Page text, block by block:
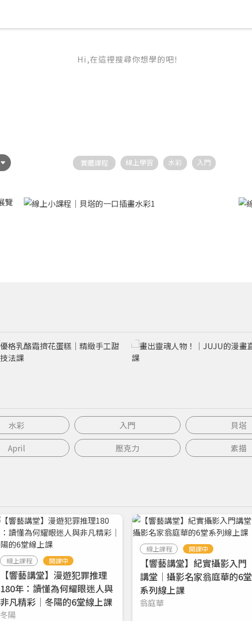
Hi,在這裡搜尋你想學的吧!
實體課程 線上學習 水彩 入門
水彩 入門 貝塔
April 壓克力 素描
線上課程 開課中
【響藝講堂】漫遊犯罪推理
180年：讀懂為何耀眼迷人與
非凡精彩｜冬陽的6堂線上課
冬陽
線上課程 開課中
【響藝講堂】紀實攝影入門
講堂｜攝影名家翁庭華的6堂
系列線上課
翁庭華